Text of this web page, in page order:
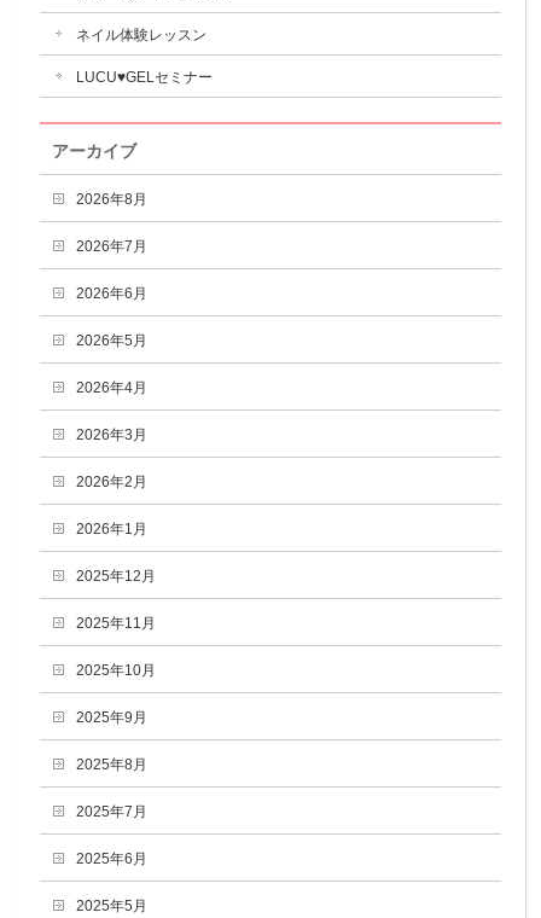
ネイル体験レッスン
LUCU♥GELセミナー
アーカイブ
2026年8月
2026年7月
2026年6月
2026年5月
2026年4月
2026年3月
2026年2月
2026年1月
2025年12月
2025年11月
2025年10月
2025年9月
2025年8月
2025年7月
2025年6月
2025年5月